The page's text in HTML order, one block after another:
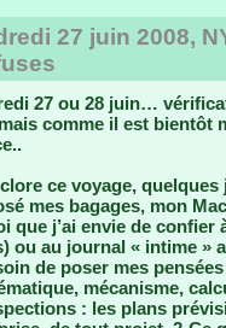
27 juin 2008,
27 ou 28 juin…
comme il est bientôt
ce voyage,
mes bagages, mon
que j’ai envie de
ou au journal « intime »
de poser mes
mécanisme,
: les plans